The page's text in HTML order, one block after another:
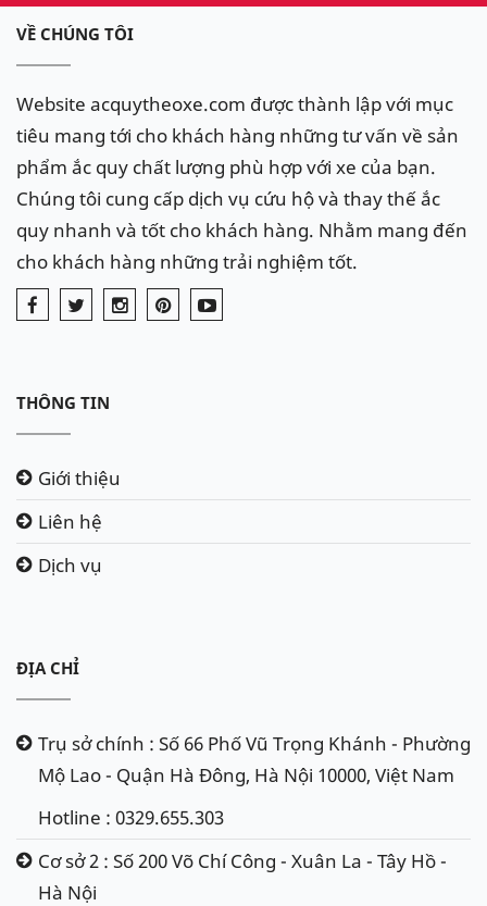
VỀ CHÚNG TÔI
Website acquytheoxe.com được thành lập với mục
tiêu mang tới cho khách hàng những tư vấn về sản
phẩm ắc quy chất lượng phù hợp với xe của bạn.
Chúng tôi cung cấp dịch vụ cứu hộ và thay thế ắc
quy nhanh và tốt cho khách hàng. Nhằm mang đến
cho khách hàng những trải nghiệm tốt.
THÔNG TIN
Giới thiệu
Liên hệ
Dịch vụ
ĐỊA CHỈ
Trụ sở chính : Số 66 Phố Vũ Trọng Khánh - Phường
Mộ Lao - Quận Hà Đông, Hà Nội 10000, Việt Nam
Hotline : 0329.655.303
Cơ sở 2 : Số 200 Võ Chí Công - Xuân La - Tây Hồ -
Hà Nội